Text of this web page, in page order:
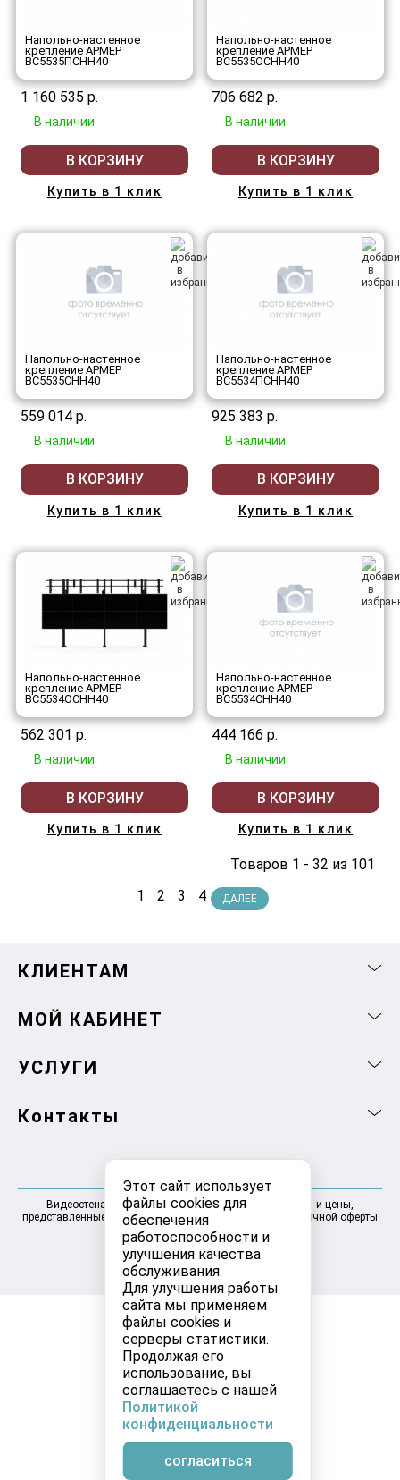
Этот сайт использует
файлы cookies для
обеспечения
работоспособности и
улучшения качества
обслуживания.
Для улучшения работы
сайта мы применяем
файлы cookies и
серверы статистики.
Продолжая его
использование, вы
соглашаетесь с нашей
Политикой
конфиденциальности
согласиться
Напольно-настенное
крепление АРМЕР
ВС5535ПСНН40
1 160 535 р.
В наличии
В КОРЗИНУ
Купить в 1 клик
Напольно-настенное
крепление АРМЕР
ВС5535ОСНН40
706 682 р.
В наличии
В КОРЗИНУ
Купить в 1 клик
Напольно-настенное
крепление АРМЕР
ВС5535СНН40
559 014 р.
В наличии
В КОРЗИНУ
Купить в 1 клик
Напольно-настенное
крепление АРМЕР
ВС5534ПСНН40
925 383 р.
В наличии
В КОРЗИНУ
Купить в 1 клик
Напольно-настенное
крепление АРМЕР
ВС5534ОСНН40
562 301 р.
В наличии
В КОРЗИНУ
Купить в 1 клик
Напольно-настенное
крепление АРМЕР
ВС5534СНН40
444 166 р.
В наличии
В КОРЗИНУ
Купить в 1 клик
1 2 3 4 ДАЛЕЕ
Товаров 1 - 32 из 101
КЛИЕНТАМ
МОЙ КАБИНЕТ
УСЛУГИ
Контакты
Видеостена Омск 2025-2026 © Информация, товары и цены,
представленные на сайте, не являются договором публичной оферты